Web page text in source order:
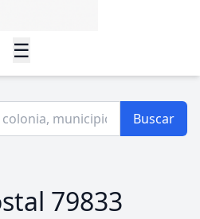
☰
Buscar
79833